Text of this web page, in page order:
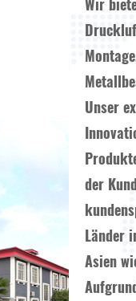
Wir
Unser
der
Länder
Asien